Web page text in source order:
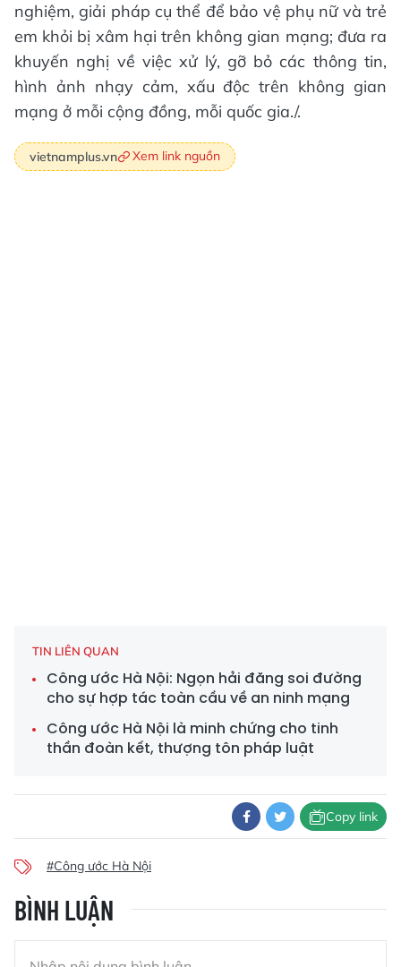
nghiệm, giải pháp cụ thể để bảo vệ phụ nữ và trẻ
em khỏi bị xâm hại trên không gian mạng; đưa ra
khuyến nghị về việc xử lý, gỡ bỏ các thông tin,
hình ảnh nhạy cảm, xấu độc trên không gian
mạng ở mỗi cộng đồng, mỗi quốc gia./.
vietnamplus.vn Xem link nguồn
TIN LIÊN QUAN
Công ước Hà Nội: Ngọn hải đăng soi đường
cho sự hợp tác toàn cầu về an ninh mạng
Công ước Hà Nội là minh chứng cho tinh
thần đoàn kết, thượng tôn pháp luật
Copy link
#Công ước Hà Nội
BÌNH LUẬN